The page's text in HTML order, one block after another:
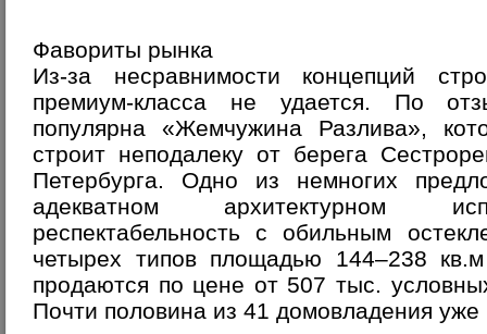
Фавориты рынка
Из-за несравнимости концепций
премиум-класса не удается. По
популярна «Жемчужина Разлива»,
строит неподалеку от берега
Петербурга. Одно из немногих
адекватном архитектурном
респектабельность с обильным
четырех типов площадью 144–238
продаются по цене от 507 тыс.
Почти половина из 41 домовладения